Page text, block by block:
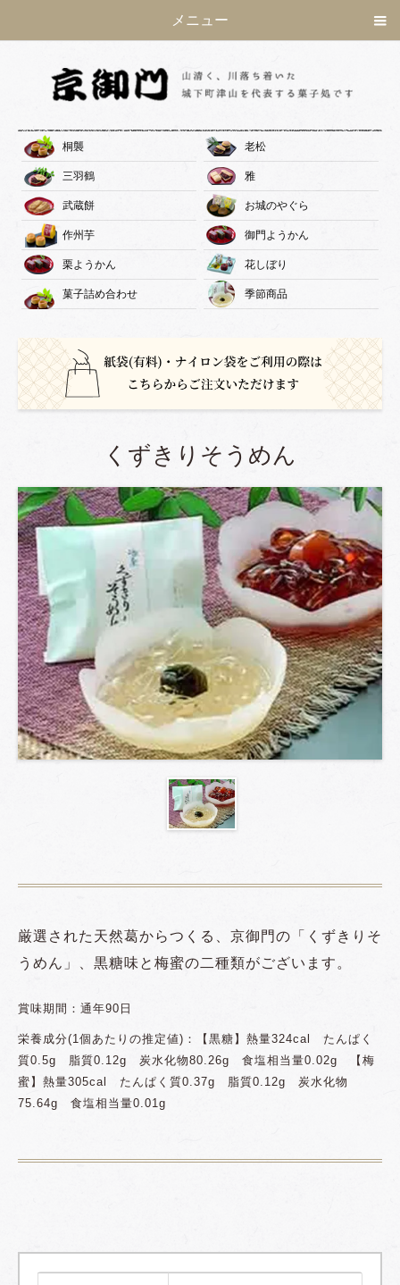
メニュー
桐襲 老松
三羽鶴 雅
武蔵餅 お城のやぐら
作州芋 御門ようかん
栗ようかん 花しぼり
菓子詰め合わせ 季節商品
くずきりそうめん
厳選された天然葛からつくる、京御門の「くずきりそ
うめん」、黒糖味と梅蜜の二種類がございます。
賞味期間：通年90日
栄養成分(1個あたりの推定値)：【黒糖】熱量324cal たんぱく
質0.5g 脂質0.12g 炭水化物80.26g 食塩相当量0.02g 【梅
蜜】熱量305cal たんぱく質0.37g 脂質0.12g 炭水化物
75.64g 食塩相当量0.01g